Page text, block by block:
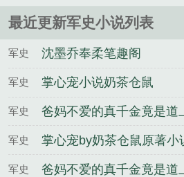
最近更新军史小说列表
军史 沈墨乔奉柔笔趣阁
军史 掌心宠小说奶茶仓鼠
军史
爸妈不爱的真千金竟是道
雾林宁
军史 掌心宠by奶茶仓鼠原著小
军史
爸妈不爱的真千金竟是道